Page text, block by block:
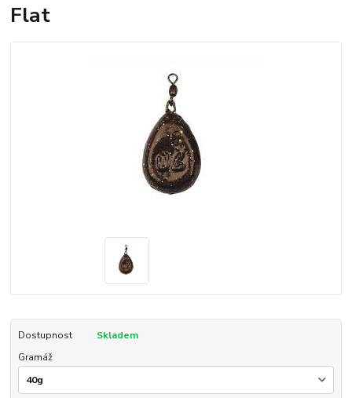
Flat
Dostupnost
Skladem
Gramáž